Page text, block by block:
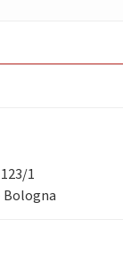
1
Bologna